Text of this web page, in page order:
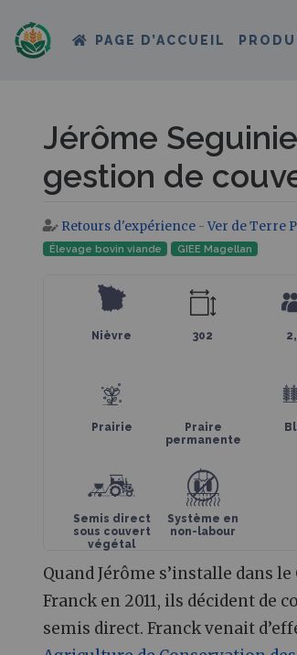
PAGE D’ACCUEIL
Jérôme
gestion de
Aller à :navigation,rechercher
Retours d'expérience - Ver de Terre
Élevage bovin viande GIEE Magellan
Nièvre 302
Prairie
Praire
permanente
Semis direct
sous couvert
végétal
Système en
non-labour
Quand Jérôme s’installe dans
Franck en 2011, ils décident de
semis direct. Franck venait